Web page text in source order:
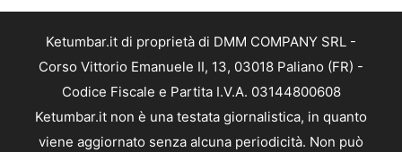
Ketumbar.it di proprietà di DMM COMPANY SRL -
Corso Vittorio Emanuele II, 13, 03018 Paliano (FR) -
Codice Fiscale e Partita I.V.A. 03144800608
Ketumbar.it non è una testata giornalistica, in quanto
viene aggiornato senza alcuna periodicità. Non può